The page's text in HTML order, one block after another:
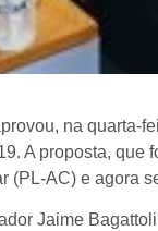
na quarta-
A proposta, que
(PL-AC) e agora
Jaime